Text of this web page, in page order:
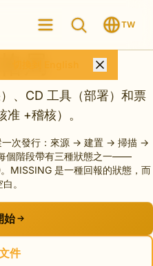
TW
局
、CD 工具（部署）和票
+稽核）。
一次發行：來源 → 建置 → 掃描 →
個階段帶有三種狀態之一——
MISSING 是一種回報的狀態，而
。
始
件